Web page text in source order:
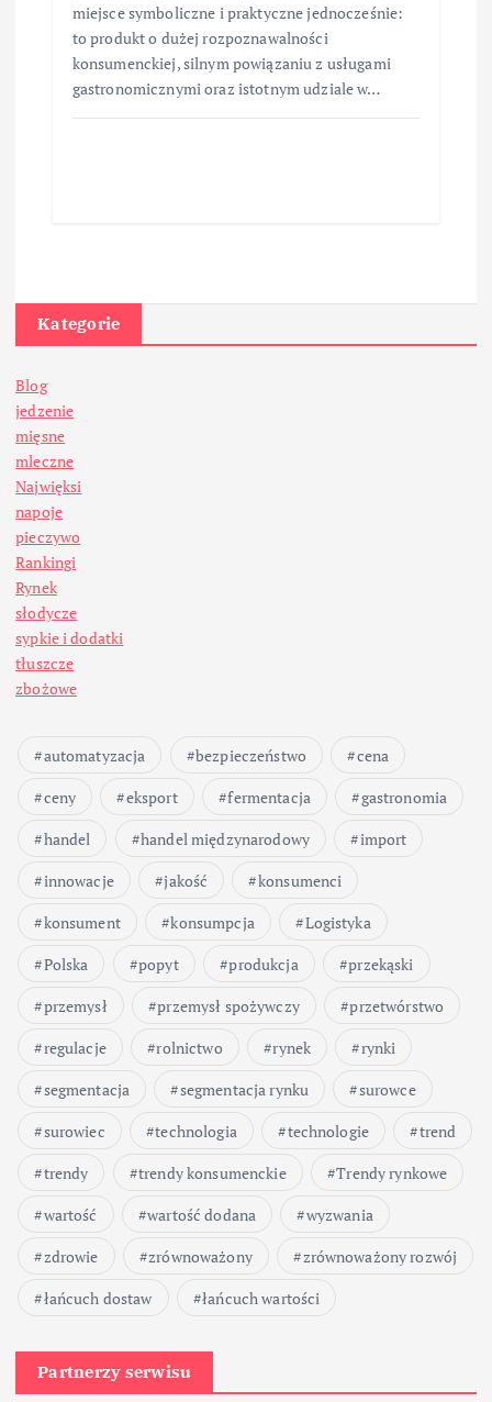
miejsce symboliczne i praktyczne jednocześnie:
to produkt o dużej rozpoznawalności
konsumenckiej, silnym powiązaniu z usługami
gastronomicznymi oraz istotnym udziale w…
Kategorie
Blog
jedzenie
mięsne
mleczne
Najwięksi
napoje
pieczywo
Rankingi
Rynek
słodycze
sypkie i dodatki
tłuszcze
zbożowe
automatyzacja bezpieczeństwo
cena
ceny
eksport fermentacja
gastronomia
handel
handel międzynarodowy
import
innowacje
jakość
konsumenci
konsument
konsumpcja
Logistyka
Polska
popyt produkcja
przekąski
przemysł
przemysł spożywczy
przetwórstwo
regulacje
rolnictwo rynek
rynki
segmentacja
segmentacja rynku
surowce
surowiec
technologia technologie
trend
trendy
trendy konsumenckie
Trendy rynkowe
wartość
wartość dodana
wyzwania
zdrowie
zrównoważony
zrównoważony rozwój
łańcuch dostaw
łańcuch wartości
Partnerzy serwisu